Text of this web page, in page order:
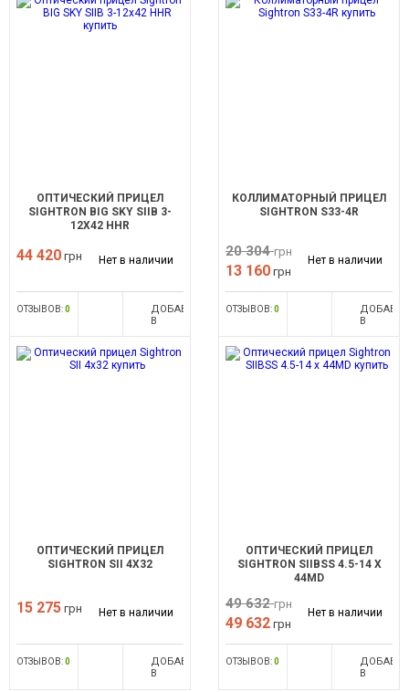
ОПТИЧЕСКИЙ ПРИЦЕЛ
SIGHTRON BIG SKY SIIB 3-
12X42 HHR
44 420 грн Нет в наличии
ОТЗЫВОВ:0
ДОБАВИТЬ
В
КОЛЛИМАТОРНЫЙ ПРИЦЕЛ
SIGHTRON S33-4R
20 304грн
13 160 грн
Нет в наличии
ОТЗЫВОВ:0
В
ОПТИЧЕСКИЙ ПРИЦЕЛ
SIGHTRON SII 4X32
15 275 грн Нет в наличии
ОТЗЫВОВ:0
ДОБАВИТЬ
В
ОПТИЧЕСКИЙ ПРИЦЕЛ
SIGHTRON SIIBSS 4.5-14 X
44MD
49 632грн
49 632 грн
Нет в наличии
ОТЗЫВОВ:0
В